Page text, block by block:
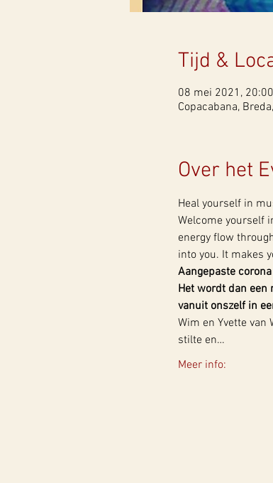
Tijd &
08 mei 2021,
Copacabana,
Over het
Heal yourself in
Welcome yourself
energy flow
into you. It makes
Aangepaste
Het wordt dan een
vanuit onszelf in
Wim en Yvette
stilte en…
Meer info: